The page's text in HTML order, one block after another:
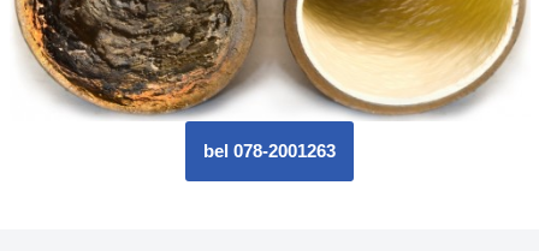
bel 078-2001263